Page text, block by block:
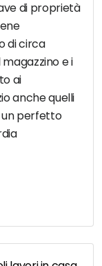
di proprietà
di circa
e i
ai
anche quelli
un perfetto